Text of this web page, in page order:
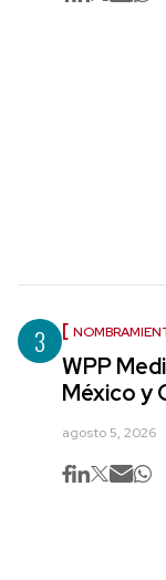
3
WPP
México y
agosto 5, 2026